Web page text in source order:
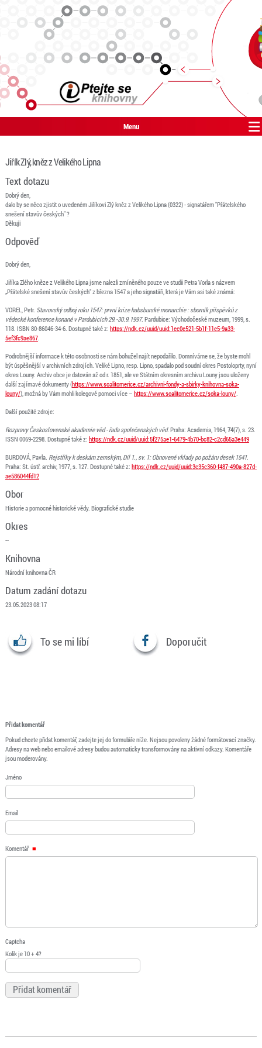
Menu
Jiřík Zlý, kněz z Velikého Lipna
Text dotazu
Dobrý den,
dalo by se něco zjistit o uvedeném Jiříkovi Zlý kněz z Velikého Lipna (0322) - signatářem "Přátelského
snešení stavův českých" ?
Děkuji
Odpověď
Dobrý den,
Jiříka Zlého kněze z Velikého Lipna jsme nalezli zmíněného pouze ve studii Petra Vorla s názvem
„Přátelské snešení stavův českých“ z března 1547 a jeho signatáři, která je Vám asi také známá:
VOREL, Petr. Stavovský odboj roku 1547: první krize habsburské monarchie : sborník příspěvků z
vědecké konference konané v Pardubicích 29.-30.9.1997. Pardubice: Východočeské muzeum, 1999, s.
118. ISBN 80-86046-34-6. Dostupné také z: https://ndk.cz/uuid/uuid:1ec0e521-5b1f-11e5-9a33-
5ef3fc9ae867.
Podrobnější informace k této osobnosti se nám bohužel najít nepodařilo. Domníváme se, že byste mohl
být úspěšnější v archivních zdrojích. Veliké Lipno, resp. Lipno, spadalo pod soudní okres Postoloprty, nyní
okres Louny. Archiv obce je datován až od r. 1851, ale ve Státním okresním archivu Louny jsou uloženy
další zajímavé dokumenty (https://www.soalitomerice.cz/archivni-fondy-a-sbirky-knihovna-soka-
louny/), možná by Vám mohli kolegové pomoci více – https://www.soalitomerice.cz/soka-louny/.
Další použité zdroje:
Rozpravy Československé akademie věd - řada společenských věd. Praha: Academia, 1964,74(7), s. 23.
ISSN 0069-2298. Dostupné také z: https://ndk.cz/uuid/uuid:5f275ae1-6479-4b70-bc82-c2cd65a3e449
BURDOVÁ, Pavla. Rejstříky k deskám zemským, Díl 1., sv. 1: Obnovené vklady po požáru desek 1541.
Praha: St. ústř. archiv, 1977, s. 127. Dostupné také z: https://ndk.cz/uuid/uuid:3c35c360-f487-490a-827d-
ae586044fd12
Obor
Historie a pomocné historické vědy. Biografické studie
Okres
--
Knihovna
Národní knihovna ČR
Datum zadání dotazu
23.05.2023 08:17
To se mi líbí Doporučit
Přidat komentář
Pokud chcete přidat komentář, zadejte jej do formuláře níže. Nejsou povoleny žádné formátovací značky.
Adresy na web nebo emailové adresy budou automaticky transformovány na aktivní odkazy. Komentáře
jsou moderovány.
Jméno
Email
Komentář
Captcha
Kolik je 10 + 4?